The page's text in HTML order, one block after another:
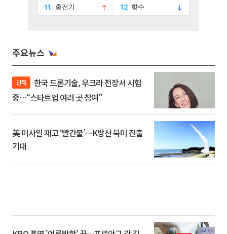
주요뉴스
단독
중…“스타트업 여러 곳 참여”
美 미사일 재고 ‘빨간불’…K방산 북미 진출
기대